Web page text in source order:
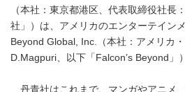
（本社：東京都港区、代表取締役社長
社」）は、アメリカのエンターテイン
Beyond Global, Inc.（本社：アメリカ
D.Magpuri、以下「Falcon’s Beyond」
丹青社はこれまで、マンガやアニメ